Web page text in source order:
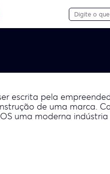
escrita pela
de uma marca.
uma moderna